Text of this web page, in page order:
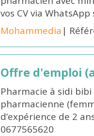
vos CV via
Mohammedia |
Offre d'emploi
Pharmacie à sidi
pharmacienne
d’expérience de 2
0677565620